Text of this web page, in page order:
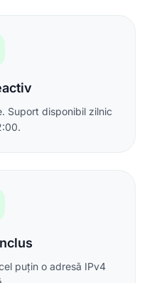
Suport disponibil zilnic
puțin o adresă IPv4